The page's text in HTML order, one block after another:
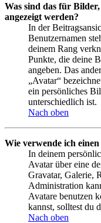
Was sind das für
angezeigt werden?
In der
Benutzernamen
deinem Rang
Punkte, die deine
angeben. Das
„Avatar“
ein persönliches
unterschiedlich ist.
Nach oben
Wie verwende ich
In deinem
Avatar über eine
Gravatar, Galerie,
Administration
Avatare benutzen
kannst, solltest du
Nach oben